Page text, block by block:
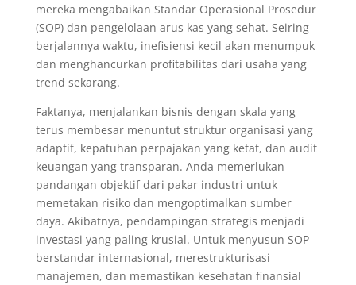
mereka mengabaikan Standar Operasional Prosedur
(SOP) dan pengelolaan arus kas yang sehat. Seiring
berjalannya waktu, inefisiensi kecil akan menumpuk
dan menghancurkan profitabilitas dari usaha yang
trend sekarang.
Faktanya, menjalankan bisnis dengan skala yang
terus membesar menuntut struktur organisasi yang
adaptif, kepatuhan perpajakan yang ketat, dan audit
keuangan yang transparan. Anda memerlukan
pandangan objektif dari pakar industri untuk
memetakan risiko dan mengoptimalkan sumber
daya. Akibatnya, pendampingan strategis menjadi
investasi yang paling krusial. Untuk menyusun SOP
berstandar internasional, merestrukturisasi
manajemen, dan memastikan kesehatan finansial